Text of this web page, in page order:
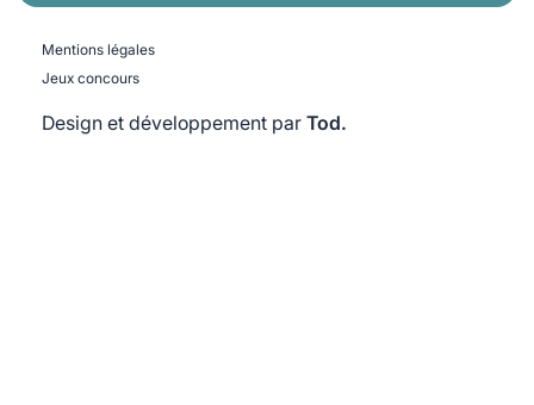
Mentions légales
Jeux concours
Design et développement par Tod.